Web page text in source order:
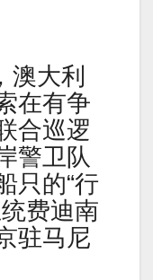
澳大利
在有争
合巡逻
警卫队
只的“行
费迪南
驻马尼